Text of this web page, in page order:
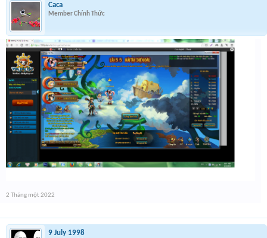
Caca
Member Chính Thức
2 Tháng một 2022
9 July 1998